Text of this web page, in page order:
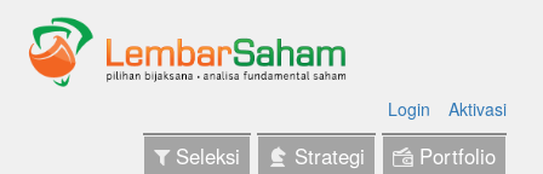
Login Aktivasi
Seleksi Strategi Portfolio